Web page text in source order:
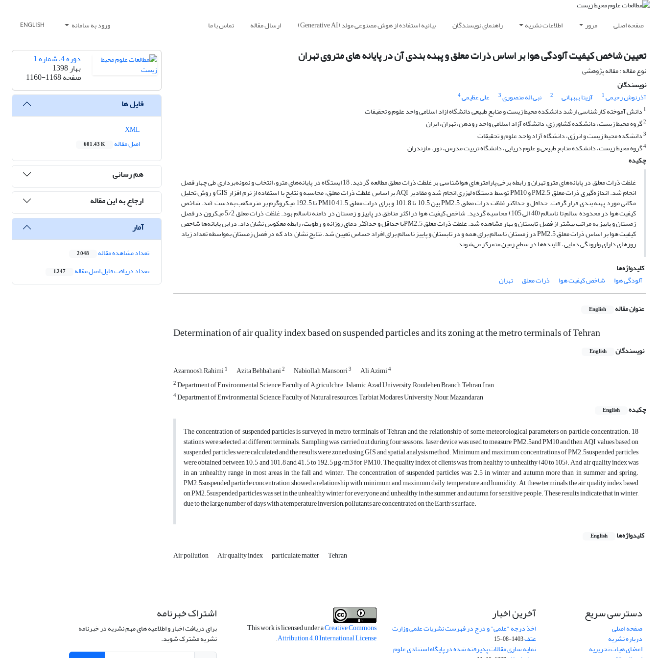
صفحه اصلی مرور اطلاعات نشریه راهنمای نویسندگان بیانیه استفاده از هوش مصنوعی مولد (Generative AI) ارسال مقاله تماس با ما ورود به سامانه ENGLISH
تعیین شاخص کیفیت آلودگی هوا بر اساس ذرات معلق و پهنه بندی آن در پایانه های متروی تهران
نوع مقاله : مقاله پژوهشی
نویسندگان
آذرنوش رحیمی1 آزیتا بهبهانی 2 نبی اله منصوری3 علی عظیمی4
1 دانش آموخته کارشناسی ارشد دانشکده محیط زیست و منابع طبیعی دانشگاه ازاد اسلامی واحد علوم و تحقیقات
2گروه محیط زیست، دانشکده کشاورزی، دانشگاه آزاد اسلامی واحد رودهن، تهران، ایران
3دانشکده محیط زیست و انرژی، دانشگاه آزاد واحد علوم و تحقیقات
4گروه محیط زیست، دانشکده منابع طبیعی و علوم دریایی، دانشگاه تربیت مدرس، نور، مازندران
چکیده
غلظت ذرات معلق در پایانه‌های مترو تهران و رابطه برخی پارامترهای هواشناسی بر غلظت ذرات معلق مطالعه گردید. 18 ایستگاه در پایانه‌های مترو، انتخاب و ﻧﻤﻮﻧﻪ‌ﺑﺮداری طی چهار فصل
انجام شد. اﻧﺪازه‌ﮔﻴﺮی ذرات معلق PM2.5 و PM10 توسط دﺳﺘﮕﺎه ﻟﻴﺰری انجام شد و مقادیر AQI بر اساس غلظت ذرات معلق، محاسبه و نتایج با استفاده از نرم افزار GIS و روش تحلیل
مکانی مورد پهنه بندی قرار گرفت. حداقل و حداکثر غلظت ذرات معلق PM2.5 بین 10.5 تا 101.8 و برای ذرات معلق PM10 41.5 تا 192.5 میکروگرم بر مترمکعب به‌دست آمد. شاخص
کیفیت هوا در محدوده سالم تا ناسالم (40 الی 105) محاسبه گردید. شاخص کیفیت هوا در اکثر مناطق در پاییز و زمستان در دامنه ناسالم بود. غلظت ذرات معلق 5/2 میکرون در فصل
زمستان و پاییز به مراتب بیشتر از فصل تابستان و بهار مشاهده شد. غلظت ذرات معلق PM2.5با حداقل و حداکثر دمای روزانه و رطوبت، رابطه معکوس نشان داد. دراین پایانه‌ها شاخص
کیفیت هوا بر اساس ذرات معلق PM2.5 در زمستان ناسالم برای همه و در تابستان و پاییز ناسالم برای افراد حساس تعیین شد. نتایج نشان داد که در فصل زمستان به‌واسطه تعداد زیاد
روزهای دارای وارونگی دمایی، آلاینده‌ها در سطح زمین متمرکز می‌شوند.
کلیدواژه‌ها
آلودگی هوا
شاخص کیفیت هوا ذرات معلق تهران
عنوان مقاله English
Determination of air quality index based on suspended particles and its zoning at the metro terminals of Tehran
نویسندگان English
Azarnoosh Rahimi1 Azita Behbahani2 Nabiollah Mansoori3 Ali Azimi4
2Department of Environmental Science, Faculty of Agriculchre. Islamic Azad University, Roudehen Branch, Tehran, Iran
4Department of Environmental Science, Faculty of Natural resources, Tarbiat Modares University, Nour, Mazandaran
چکیده
English
The concentration of suspended particles is surveyed in metro terminals of Tehran and the relationship of some meteorological parameters on particle concentration. 18
stations were selected at different terminals. Sampling was carried out during four seasons. laser device was used to measure PM2.5and PM10 and then AQI values based on
suspended particles were calculated and the results were zoned using GIS and spatial analysis method. Minimum and maximum concentrations of PM2.5suspended particles
were obtained between 10.5 and 101.8 and 41.5 to 192.5 μg/m3 for PM10. The quality index of clients was from healthy to unhealthy (40 to 105). And air quality index was
in an unhealthy range in most areas in the fall and winter. The concentration of suspended particles was 2.5 in winter and autumn more than in summer and spring.
PM2.5suspended particle concentration showed a relationship with minimum and maximum daily temperature and humidity. At these terminals, the air quality index based
on PM2.5suspended particles was set in the unhealthy winter for everyone and unhealthy in the summer and autumn for sensitive people. These results indicate that in winter,
due to the large number of days with a temperature inversion, pollutants are concentrated on the Earth's surface.
کلیدواژه‌ها English
Air pollution Air quality index particulate matter Tehran
دوره 4، شماره 1
بهار 1398
صفحه1160-1168
فایل ها
اصل مقاله
601.43 K
هم رسانی
ارجاع به این مقاله
آمار
تعداد مشاهده مقاله 2,048
تعداد دریافت فایل اصل مقاله 1,247
دسترسی سریع
صفحه اصلی
درباره نشریه
اعضای هیات تحریریه
آخرین اخبار
اخذ درجه "علمی" و درج در فهرست نشریات علمی وزارت
عتف1403-08-15
نمایه سازی مقالات پذیرفته شده در پایگاه استنادی علوم
This work is licensed under aCreative Commons
Attribution 4.0 International License
.
اشتراک خبرنامه
برای دریافت اخبار و اطلاعیه های مهم نشریه در خبرنامه
نشریه مشترک شوید.